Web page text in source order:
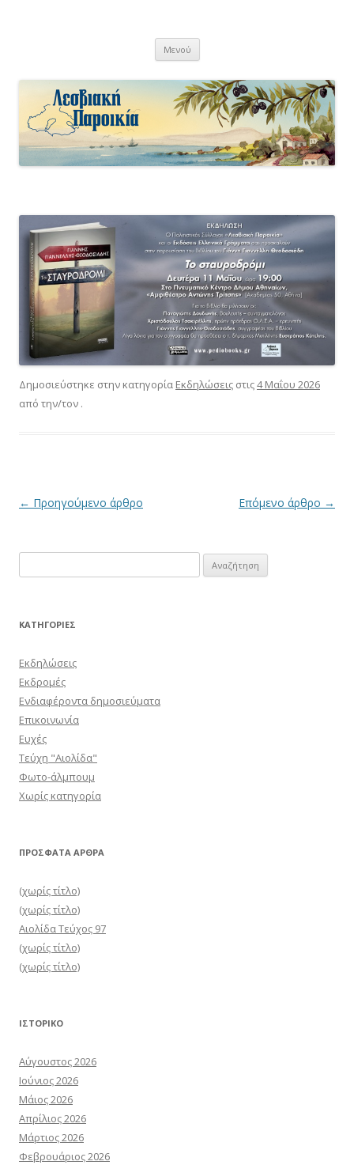
Μενού Μετάβαση
περιεχόμενο
Δημοσιεύστηκε στην κατηγορία Εκδηλώσεις στις4 Μαΐου 2026
από την/τον .
Πλοήγηση
← Προηγούμενο άρθρο Επόμενο άρθρο →
για:
KΑΤΗΓΟΡΊΕΣ
Εκδηλώσεις
Εκδρομές
Ενδιαφέροντα δημοσιεύματα
Επικοινωνία
Ευχές
Τεύχη "Αιολίδα"
Φωτο-άλμπουμ
Χωρίς κατηγορία
ΠΡΌΣΦΑΤΑ ΆΡΘΡΑ
(χωρίς τίτλο)
(χωρίς τίτλο)
Αιολίδα Τεύχος 97
(χωρίς τίτλο)
(χωρίς τίτλο)
ΙΣΤΟΡΙΚΌ
Αύγουστος 2026
Ιούνιος 2026
Μάιος 2026
Απρίλιος 2026
Μάρτιος 2026
Φεβρουάριος 2026